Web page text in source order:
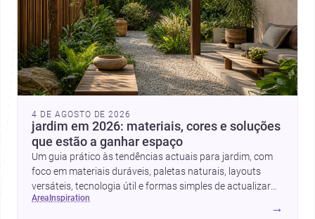
4 DE AGOSTO DE 2026
jardim em 2026: materiais, cores e soluções
que estão a ganhar espaço
Um guia prático às tendências actuais para jardim, com
foco em materiais duráveis, paletas naturais, layouts
versáteis, tecnologia útil e formas simples de actualizar
sem obras totais.
area inspiration
→